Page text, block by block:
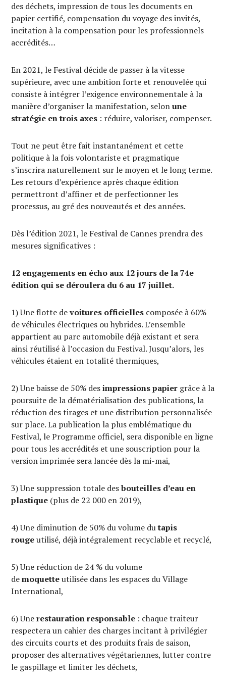
des déchets, impression de tous les documents en
papier certifié, compensation du voyage des invités,
incitation à la compensation pour les professionnels
accrédités…
En 2021, le Festival décide de passer à la vitesse
supérieure, avec une ambition forte et renouvelée qui
consiste à intégrer l’exigence environnementale à la
manière d’organiser la manifestation, selonune
stratégie en trois axes : réduire, valoriser, compenser.
Tout ne peut être fait instantanément et cette
politique à la fois volontariste et pragmatique
s’inscrira naturellement sur le moyen et le long terme.
Les retours d’expérience après chaque édition
permettront d’affiner et de perfectionner les
processus, au gré des nouveautés et des années.
Dès l’édition 2021, le Festival de Cannes prendra des
mesures significatives :
12 engagements en écho aux 12 jours de la 74e
édition qui se déroulera du 6 au 17 juillet.
1) Une flotte devoitures officielles composée à 60%
de véhicules électriques ou hybrides. L’ensemble
appartient au parc automobile déjà existant et sera
ainsi réutilisé à l’occasion du Festival. Jusqu’alors, les
véhicules étaient en totalité thermiques,
2) Une baisse de 50% desimpressions papier grâce à la
poursuite de la dématérialisation des publications, la
réduction des tirages et une distribution personnalisée
sur place. La publication la plus emblématique du
Festival, le Programme officiel, sera disponible en ligne
pour tous les accrédités et une souscription pour la
version imprimée sera lancée dès la mi-mai,
3) Une suppression totale desbouteilles d’eau en
plastique (plus de 22 000 en 2019),
4) Une diminution de 50% du volume dutapis
rougeutilisé, déjà intégralement recyclable et recyclé,
5) Une réduction de 24 % du volume
demoquetteutilisée dans les espaces du Village
International,
6) Unerestauration responsable : chaque traiteur
respectera un cahier des charges incitant à privilégier
des circuits courts et des produits frais de saison,
proposer des alternatives végétariennes, lutter contre
le gaspillage et limiter les déchets,